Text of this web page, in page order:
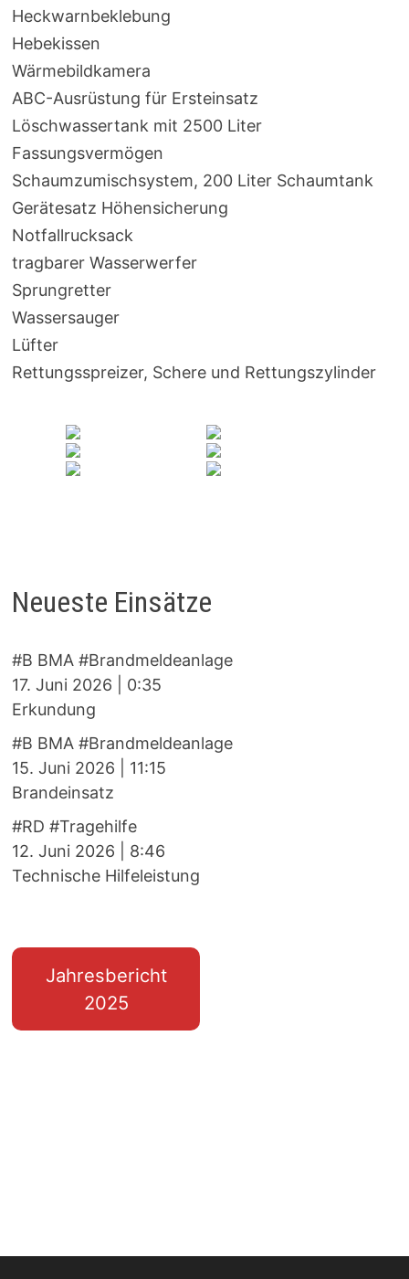
Heckwarnbeklebung
Hebekissen
Wärmebildkamera
ABC-Ausrüstung für Ersteinsatz
Löschwassertank mit 2500 Liter
Fassungsvermögen
Schaumzumischsystem, 200 Liter Schaumtank
Gerätesatz Höhensicherung
Notfallrucksack
tragbarer Wasserwerfer
Sprungretter
Wassersauger
Lüfter
Rettungsspreizer, Schere und Rettungszylinder
Neueste Einsätze
#B BMA #Brandmeldeanlage
17. Juni 2026
0:35
Erkundung
#B BMA #Brandmeldeanlage
15. Juni 2026
11:15
Brandeinsatz
#RD #Tragehilfe
12. Juni 2026
8:46
Technische Hilfeleistung
Jahresbericht
2025